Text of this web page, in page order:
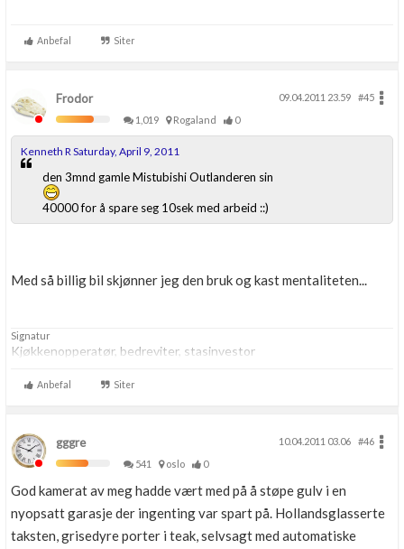
Anbefal Siter
Frodor 09.04.2011 23.59
#45
1,019
Rogaland 0
Kenneth R Saturday, April 9, 2011
den 3mnd gamle Mistubishi Outlanderen sin
40000 for å spare seg 10sek med arbeid ::)
Med så billig bil skjønner jeg den bruk og kast mentaliteten...
Signatur
Kjøkkenopperatør, bedreviter, stasinvestor
Anbefal Siter
gggre 10.04.2011 03.06
#46
541
oslo 0
God kamerat av meg hadde vært med på å støpe gulv i en
nyopsatt garasje der ingenting var spart på. Hollandsglasserte
taksten, grisedyre porter i teak, selvsagt med automatiske